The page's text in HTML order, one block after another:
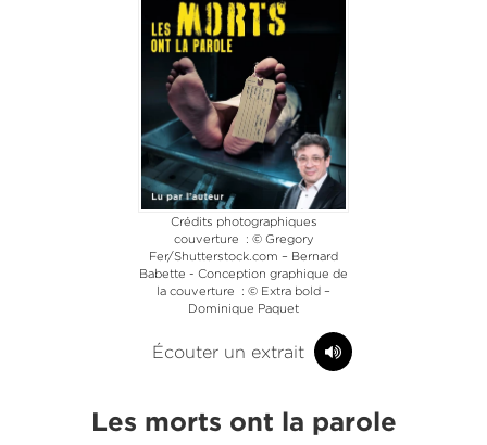
Crédits photographiques
couverture : © Gregory
Fer/Shutterstock.com – Bernard
Babette - Conception graphique de
la couverture : © Extra bold –
Dominique Paquet
Écouter un extrait
Les morts ont la parole